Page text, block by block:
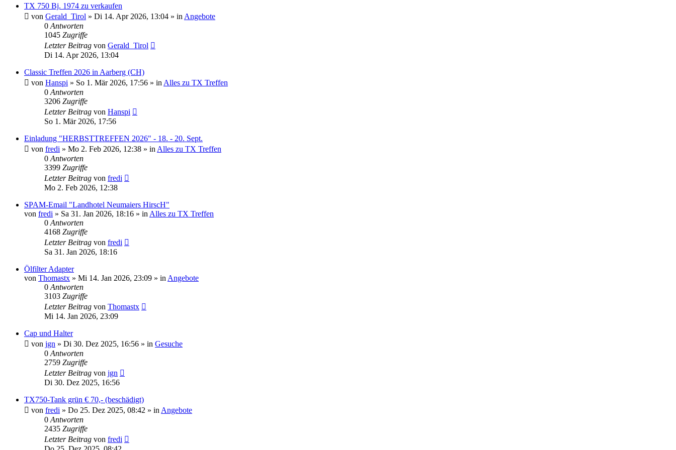
TX 750 Bj. 1974 zu verkaufen
von Gerald_Tirol » Di 14. Apr 2026, 13:04 » in Angebote
0 Antworten
1045 Zugriffe
Letzter Beitrag von Gerald_Tirol
Di 14. Apr 2026, 13:04
Classic Treffen 2026 in Aarberg (CH)
von Hanspi » So 1. Mär 2026, 17:56 » in Alles zu TX Treffen
0 Antworten
3206 Zugriffe
Letzter Beitrag von Hanspi
So 1. Mär 2026, 17:56
Einladung "HERBSTTREFFEN 2026" - 18. - 20. Sept.
von fredi » Mo 2. Feb 2026, 12:38 » in Alles zu TX Treffen
0 Antworten
3399 Zugriffe
Letzter Beitrag von fredi
Mo 2. Feb 2026, 12:38
SPAM-Email "Landhotel Neumaiers HirscH"
von fredi » Sa 31. Jan 2026, 18:16 » in Alles zu TX Treffen
0 Antworten
4168 Zugriffe
Letzter Beitrag von fredi
Sa 31. Jan 2026, 18:16
Ölfilter Adapter
von Thomastx » Mi 14. Jan 2026, 23:09 » in Angebote
0 Antworten
3103 Zugriffe
Letzter Beitrag von Thomastx
Mi 14. Jan 2026, 23:09
Cap und Halter
von jgn » Di 30. Dez 2025, 16:56 » in Gesuche
0 Antworten
2759 Zugriffe
Letzter Beitrag von jgn
Di 30. Dez 2025, 16:56
TX750-Tank grün € 70,- (beschädigt)
von fredi » Do 25. Dez 2025, 08:42 » in Angebote
0 Antworten
2435 Zugriffe
Letzter Beitrag von fredi